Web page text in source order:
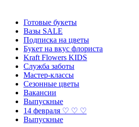
Готовые букеты
Вазы SALE
Подписка на цветы
Букет на вкус флориста
Kraft Flowers KIDS
Служба заботы
Мастер-классы
Сезонные цветы
Вакансии
Выпускные
14 февраля ♡ ♡ ♡
Выпускные